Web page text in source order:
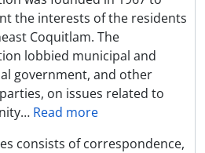
the interests of the residents
Coquitlam. The
lobbied municipal and
government, and other
on issues related to
… Read more
consists of correspondence,